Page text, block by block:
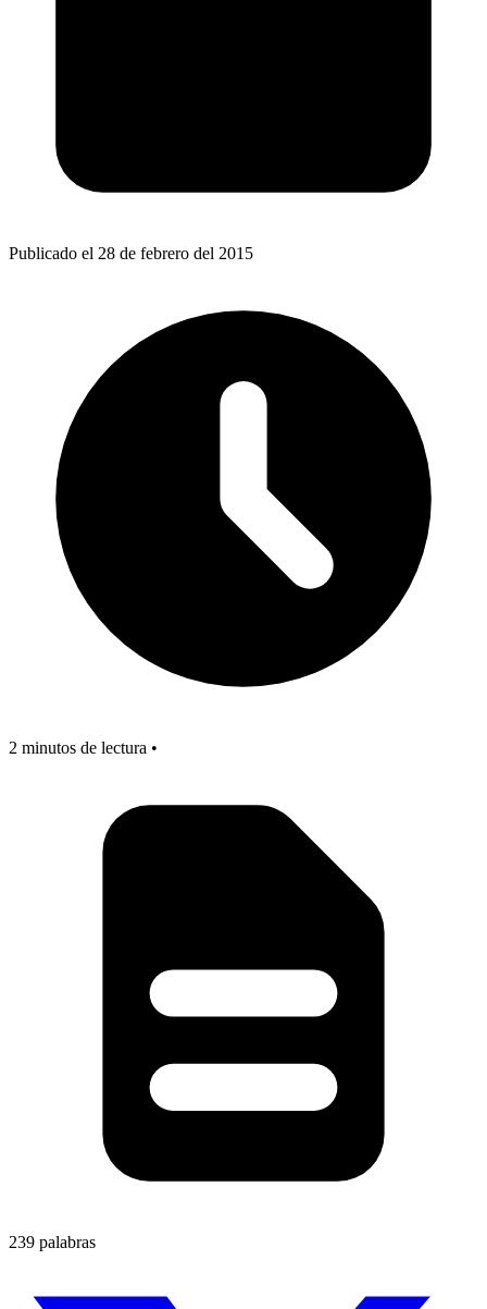
Publicado el 28 de febrero del 2015
2 minutos de lectura •
239 palabras